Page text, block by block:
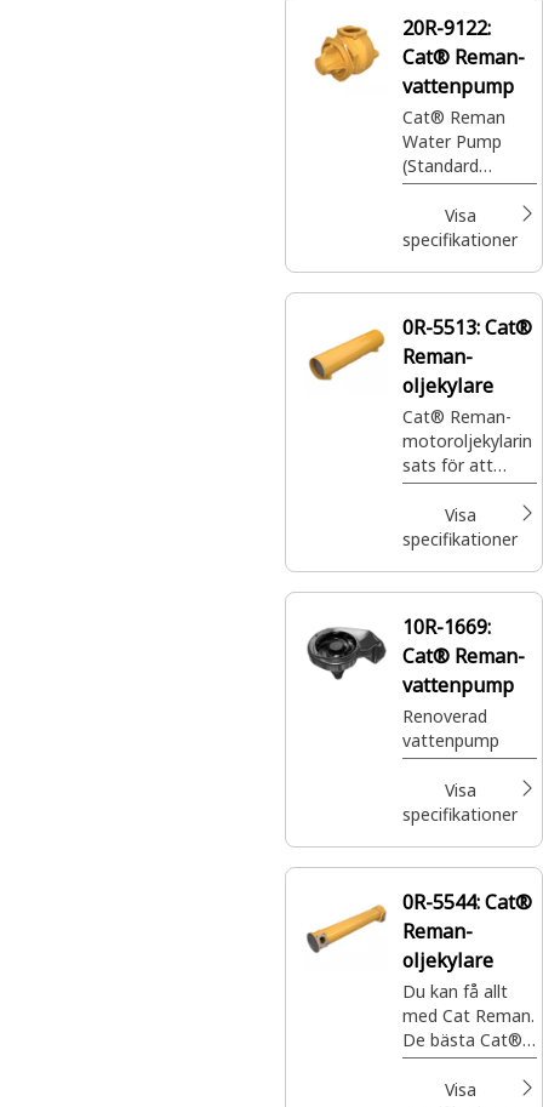
20R-9122:
Cat® Reman-
vattenpump
Cat® Reman
Water Pump
(Standard
Rotation) (3600)
Visa
specifikationer
0R-5513:Cat®
Reman-
oljekylare
Cat® Reman-
motoroljekylarin
sats för att
avleda värme
från oljekanaler
Visa
specifikationer
10R-1669:
Cat® Reman-
vattenpump
Renoverad
vattenpump
Visa
specifikationer
0R-5544:Cat®
Reman-
oljekylare
Du kan få allt
med Cat Reman.
De bästa Cat®-
delarna med
fullständig
Visa